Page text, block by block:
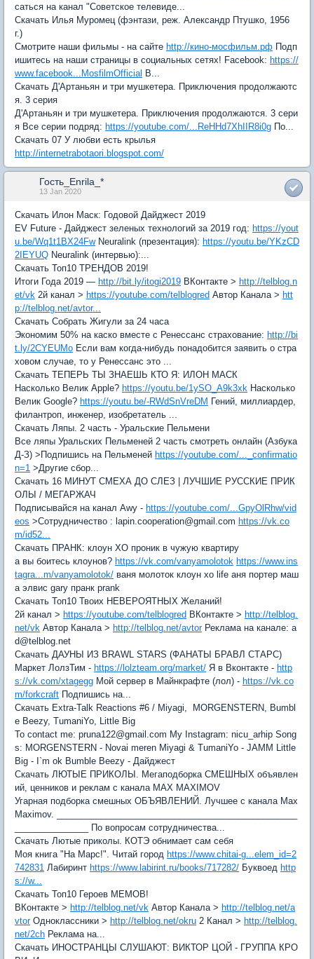
саться на канал "Советское телевиде...
Скачать Илья Муромец (фэнтази, реж. Александр Птушко, 1956
г.)
Смотрите наши фильмы - на сайте http://кино-мосфильм.рф Подп
ишитесь на наши страницы в социальных сетях! Facebook: https://
www.facebook...MosfilmOfficial В...
Скачать Д'Артаньян и три мушкетера. Приключения продолжаютс
я. 3 серия
Д'Артаньян и три мушкетера. Приключения продолжаются. 3 сери
я Все серии подряд: https://youtube.com/...ReHHd7XhIIR8i0g По...
Скачать 07 У любви есть крылья
http://internetrabotaori.blogspot.com/
Гость_Enrila_*
13 Jan 2020
Скачать Илон Маск: Годовой Дайджест 2019
EV Future - Дайджест зеленых технологий за 2019 год: https://yout
u.be/Wq1t1BX24FwNeuralink (презентация): https://youtu.be/YKzCD
2IEYUQ Neuralink (интервью):...
Скачать Топ10 ТРЕНДОВ 2019!
Итоги Года 2019 — http://bit.ly/itogi2019 ВКонтакте > http://telblog.n
et/vk 2й канал > https://youtube.com/telblogred Автор Канала > htt
p://telblog.net/avtor...
Скачать Собрать Жигули за 24 часа
Экономим 50% на каско вместе с Ренессанс страхование: http://bi
t.ly/2CYEUMo Если вам когда-нибудь понадобится заявить о стра
ховом случае, то у Ренессанс это ...
Скачать ТЕПЕРЬ ТЫ ЗНАЕШЬ КТО Я: ИЛОН МАСК
Насколько Велик Apple? https://youtu.be/1ySO_A9k3xk Насколько
Велик Google? https://youtu.be/-RWdSnVreDM Гений, миллиардер,
филантроп, инженер, изобретатель ...
Скачать Ляпы. 2 часть - Уральские Пельмени
Все ляпы Уральских Пельменей 2 часть смотреть онлайн (Азбука
Д-З) >Подпишись на Пельменей https://youtube.com/..._confirmatio
n=1 >Другие сбор...
Скачать 16 МИНУТ СМЕХА ДО СЛЕЗ | ЛУЧШИЕ РУССКИЕ ПРИК
ОЛЫ / МЕГАРЖАЧ
Подписывайся на канал Awy - https://youtube.com/...GpyOlRhw/vid
eos >Сотрудничество : lapin.cooperation@gmail.com https://vk.co
m/id52...
Скачать ПРАНК: клоун ХО проник в чужую квартиру
а вы боитесь клоунов? https://vk.com/vanyamolotok https://www.ins
tagra...m/vanyamolotok/ ваня молоток клоун xo life аня портер маш
а элвис gary пранк prank
Скачать Топ10 Твоих НЕВЕРОЯТНЫХ Желаний!
2й канал > https://youtube.com/telblogred ВКонтакте > http://telblog.
net/vk Автор Канала > http://telblog.net/avtorРеклама на канале: a
d@telblog.net
Скачать ДАУНЫ ИЗ BRAWL STARS (ФАНАТЫ БРАВЛ СТАРС)
Маркет ЛолзТим - https://lolzteam.org/market/ Я в Вконтакте - http
s://vk.com/xtagegg Мой сервер в Майнкрафте (лол) - https://vk.co
m/forkcraft Подпишись на...
Скачать Extra-Talk Reactions #6 / Miyagi, MORGENSTERN, Bumbl
e Beezy, TumaniYo, Little Big
To contact me: pruna122@gmail.com My Instagram: nicu_arhip Song
s: MORGENSTERN - Novai meren Miyagi & TumaniYo - JAMM Little
Big - I`m ok Bumble Beezy - Дайджест
Скачать ЛЮТЫЕ ПРИКОЛЫ. Мегаподборка СМЕШНЫХ объявлен
ий, ценников и реклам с канала MAX MAXIMOV
Угарная подборка смешных ОБЪЯВЛЕНИЙ. Лучшее с канала Max
Maximov. _________________________________________________
_______________ По вопросам сотрудничества...
Скачать Лютые приколы. КОТЭ обнимает сам себя
Моя книга "На Марс!". Читай город https://www.chitai-g...elem_id=2
742831 Лабиринт https://www.labirint.ru/books/717282/ Буквоед http
s://w...
Скачать Топ10 Героев МЕМОВ!
ВКонтакте > http://telblog.net/vk Автор Канала > http://telblog.net/a
vtorОдноклассники > http://telblog.net/okru 2 Канал > http://telblog.
net/2ch Реклама на...
Скачать ИНОСТРАНЦЫ СЛУШАЮТ: ВИКТОР ЦОЙ - ГРУППА КРО